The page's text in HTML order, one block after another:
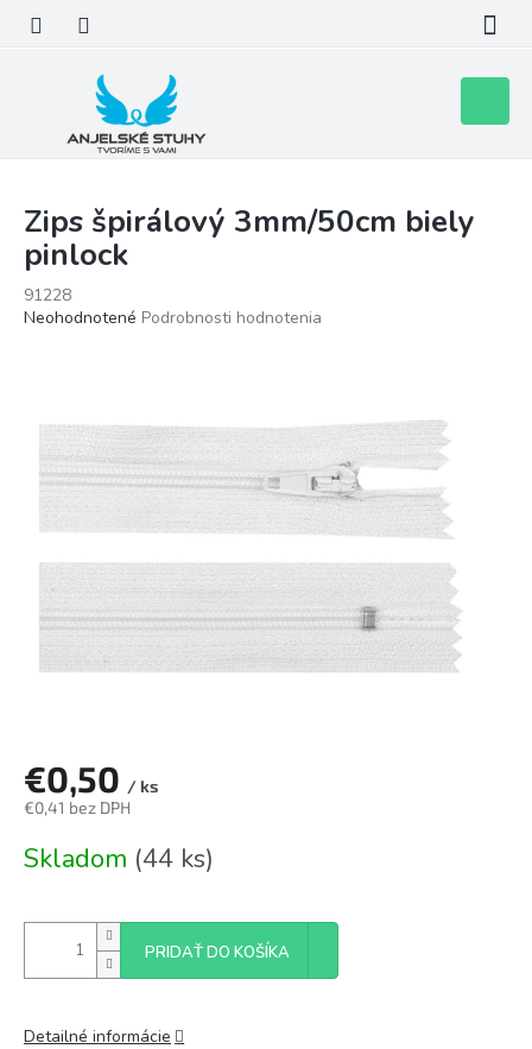
obsah
košík
Zips špirálový 3mm/50cm biely
pinlock
91228
Priemerné
hviezdičiek.
Neohodnotené Podrobnosti hodnotenia
€0,50 / ks
€0,41 bez DPH
cena:
Skladom (44 ks)
PRIDAŤ DO KOŠÍKA
Detailné informácie